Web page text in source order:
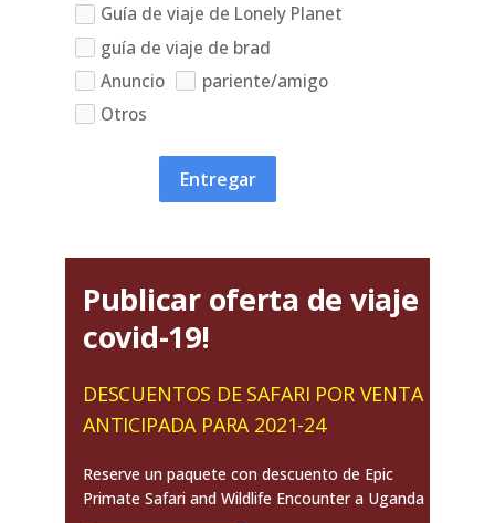
Guía de viaje de Lonely Planet
guía de viaje de brad
Anuncio
pariente/amigo
Otros
Entregar
Publicar oferta de viaje
covid-19!
DESCUENTOS DE SAFARI POR VENTA
ANTICIPADA PARA 2021-24
Reserve un paquete con descuento de Epic
Primate Safari and Wildlife Encounter a Uganda